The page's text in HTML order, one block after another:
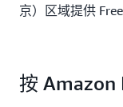
京）区域提供
按 Amazon